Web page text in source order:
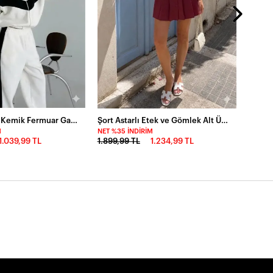
Fransız Kadife Kemik Fermuar Garnili Eşofman Takım Beyaz
TL
Şort Astarlı Etek ve Gömlek Alt Üst Takım Bordo
NET %35 İNDIRIM
1.899,99 TL 1.234,99 TL